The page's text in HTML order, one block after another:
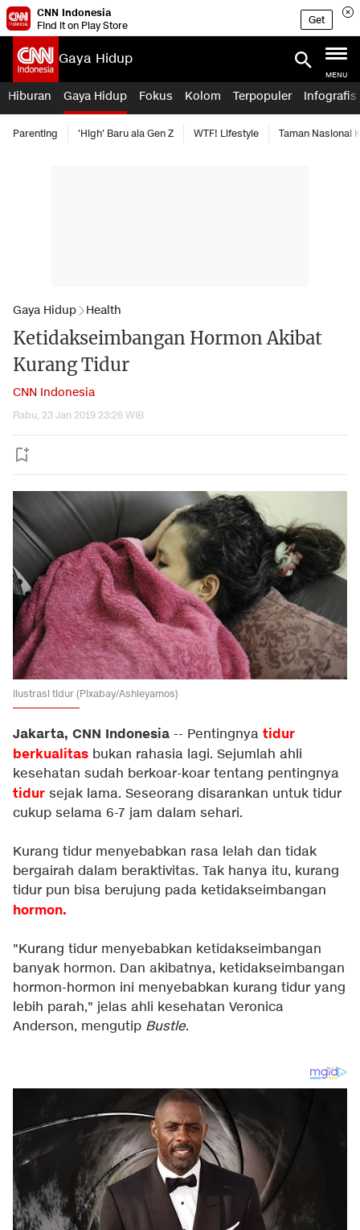
CNN Indonesia
Find it on Play Store
Get
Gaya Hidup
MENU
Hiburan Gaya Hidup Fokus Kolom Terpopuler Infografis
Parenting 'High' Baru ala Gen Z WTF! Lifestyle Taman Nasional
Gaya Hidup Health
Ketidakseimbangan Hormon Akibat
Kurang Tidur
CNN Indonesia
Rabu, 23 Jan 2019 23:26 WIB
Ilustrasi tidur (Pixabay/Ashleyamos)
Jakarta, CNN Indonesia -- Pentingnya tidur
berkualitas bukan rahasia lagi. Sejumlah ahli
kesehatan sudah berkoar-koar tentang pentingnya
tidur sejak lama. Seseorang disarankan untuk tidur
cukup selama 6-7 jam dalam sehari.
Kurang tidur menyebabkan rasa lelah dan tidak
bergairah dalam beraktivitas. Tak hanya itu, kurang
tidur pun bisa berujung pada ketidakseimbangan
hormon.
"Kurang tidur menyebabkan ketidakseimbangan
banyak hormon. Dan akibatnya, ketidakseimbangan
hormon-hormon ini menyebabkan kurang tidur yang
lebih parah," jelas ahli kesehatan Veronica
Anderson, mengutip Bustle.